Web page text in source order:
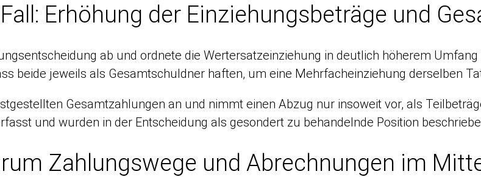
Erhöhung der Einziehungsbeträge und
ab und ordnete die Wertersatzeinziehung in deutlich höherem
beide jeweils als Gesamtschuldner haften, um eine Mehrfacheinziehung derselben
Gesamtzahlungen an und nimmt einen Abzug nur insoweit vor, als
und wurden in der Entscheidung als gesondert zu behandelnde Position
Zahlungswege und Abrechnungen im